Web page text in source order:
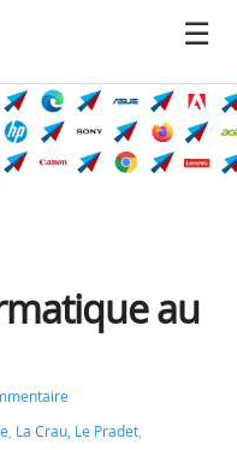
au
, La Crau, Le Pradet,